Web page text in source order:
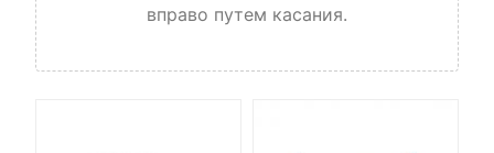
вправо путем касания.